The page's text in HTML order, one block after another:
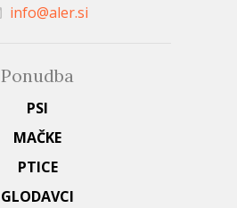
info@aler.si
Ponudba
PSI
MAČKE
PTICE
GLODAVCI